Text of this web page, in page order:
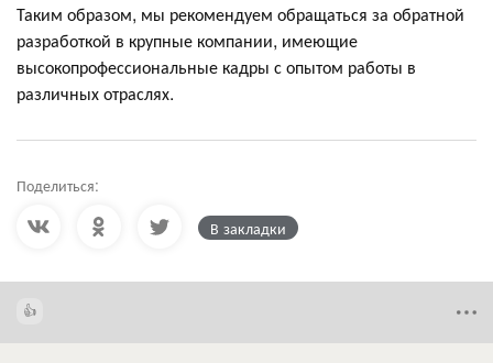
Таким образом, мы рекомендуем обращаться за обратной
разработкой в крупные компании, имеющие
высокопрофессиональные кадры с опытом работы в
различных отраслях.
Поделиться:
В закладки